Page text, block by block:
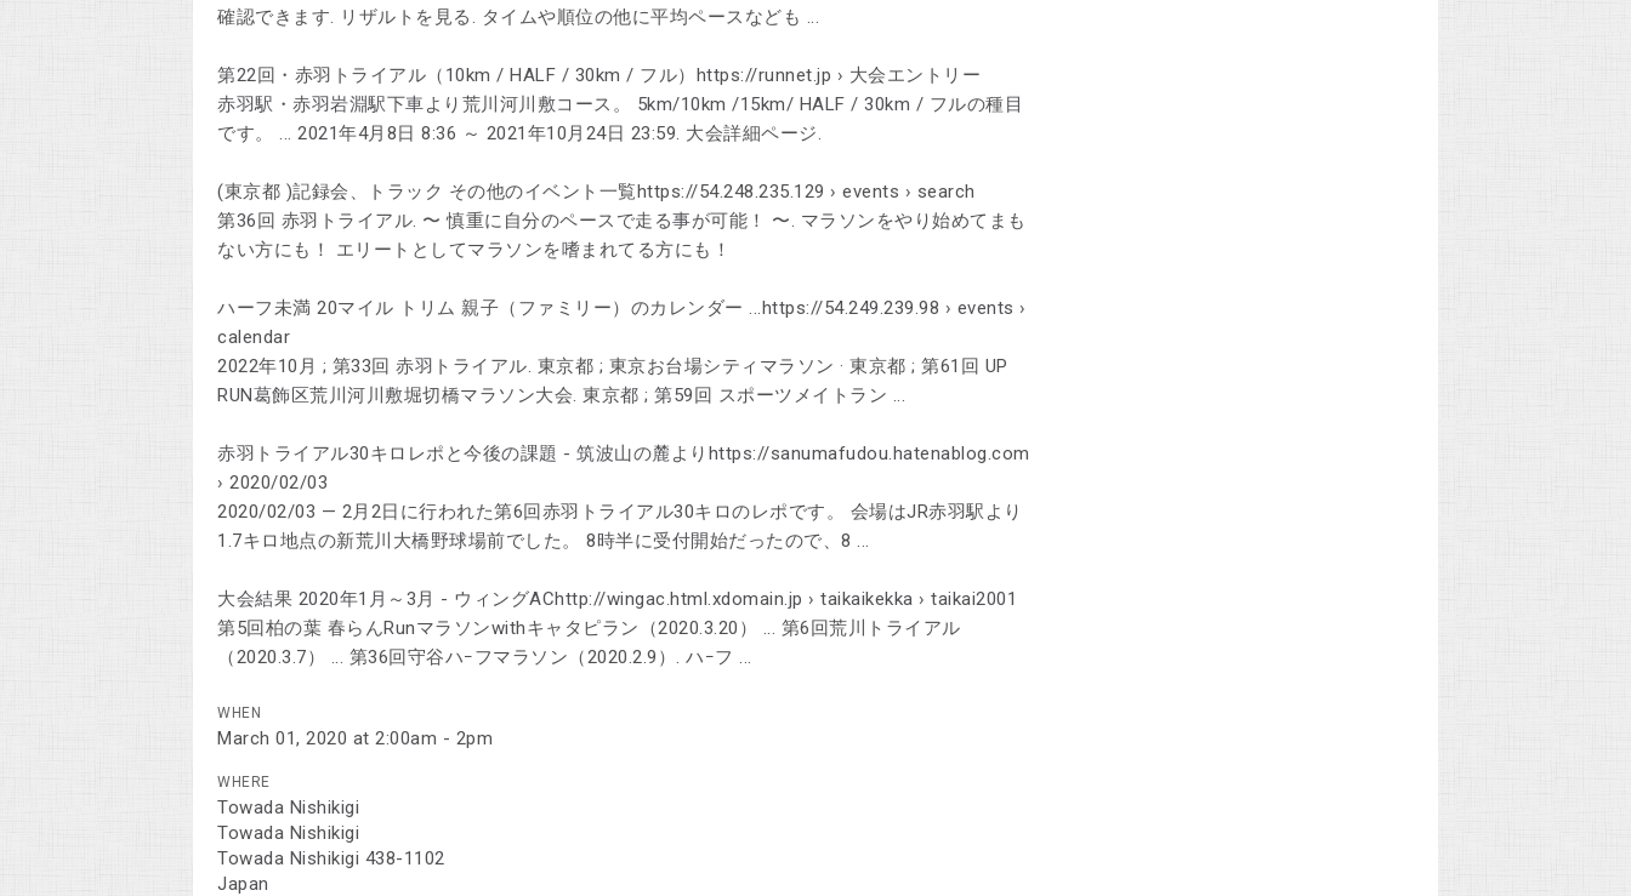
確認できます. リザルトを見る. タイムや順位の他に平均ペースなども ...
第22回・赤羽トライアル（10km / HALF / 30km / フル）https://runnet.jp › 大会エントリー
赤羽駅・赤羽岩淵駅下車より荒川河川敷コース。 5km/10km /15km/ HALF / 30km / フルの種目
です。 ... 2021年4月8日 8:36 ～ 2021年10月24日 23:59. 大会詳細ページ.
(東京都 )記録会、トラック その他のイベント一覧https://54.248.235.129 › events › search
第36回 赤羽トライアル. 〜 慎重に自分のペースで走る事が可能！ 〜. マラソンをやり始めてまも
ない方にも！ エリートとしてマラソンを嗜まれてる方にも！
ハーフ未満 20マイル トリム 親子（ファミリー）のカレンダー ...https://54.249.239.98 › events ›
calendar
2022年10月 ; 第33回 赤羽トライアル. 東京都 ; 東京お台場シティマラソン · 東京都 ; 第61回 UP
RUN葛飾区荒川河川敷堀切橋マラソン大会. 東京都 ; 第59回 スポーツメイトラン ...
赤羽トライアル30キロレポと今後の課題 - 筑波山の麓よりhttps://sanumafudou.hatenablog.com
› 2020/02/03
2020/02/03 — 2月2日に行われた第6回赤羽トライアル30キロのレポです。 会場はJR赤羽駅より
1.7キロ地点の新荒川大橋野球場前でした。 8時半に受付開始だったので、8 ...
大会結果 2020年1月～3月 - ウィングAChttp://wingac.html.xdomain.jp › taikaikekka › taikai2001
第5回柏の葉 春らんRunマラソンwithキャタピラン（2020.3.20） ... 第6回荒川トライアル
（2020.3.7） ... 第36回守谷ハｰフマラソン（2020.2.9）. ハｰフ ...
WHEN
March 01, 2020 at 2:00am - 2pm
WHERE
Towada Nishikigi
Towada Nishikigi
Towada Nishikigi 438-1102
Japan